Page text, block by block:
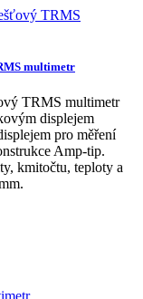
multimetr
TRMS multimetr
displejem
pro měření
Amp-tip.
kmitočtu, teploty a